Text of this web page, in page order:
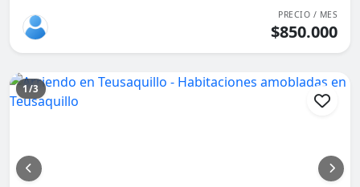
PRECIO / MES
$850.000
1/3